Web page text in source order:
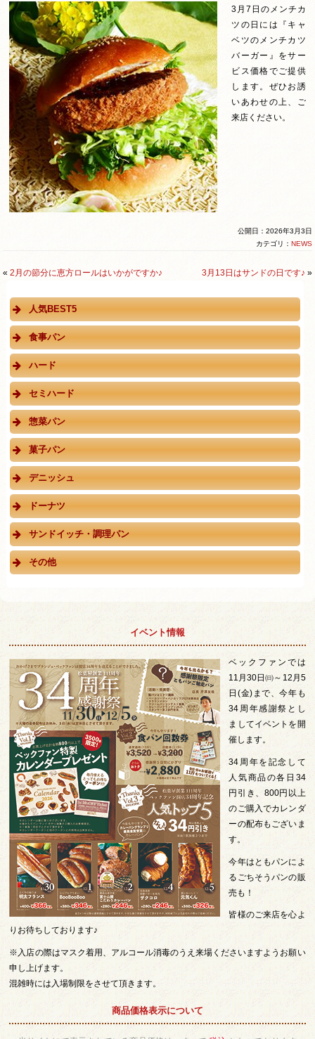
3月7日のメンチカ
ツの日には『キャ
ベツのメンチカツ
バーガー』をサー
ビス価格でご提供
します。ぜひお誘
いあわせの上、ご
来店ください。
公開日：2026年3月3日
カテゴリ： NEWS
«2月の節分に恵方ロールはいかがですか♪ 3月13日はサンドの日です♪ »
人気BEST5
食事パン
ハード
セミハード
惣菜パン
菓子パン
デニッシュ
ドーナツ
サンドイッチ・調理パン
その他
イベント情報
ベックファンでは
11月30日㈰～12月5
日(金)まで、今年も
34周年感謝祭とし
ましてイベントを開
催します。
34周年を記念して
人気商品の各日34
円引き、800円以上
のご購入でカレンダ
ーの配布もございま
す。
今年はともパンによ
るごちそうパンの販
売も！
皆様のご来店を心よ
りお待ちしております♪
※入店の際はマスク着用、アルコール消毒のうえ来場くださいますようお願い
申し上げます。
混雑時には入場制限をさせて頂きます。
商品価格表示について